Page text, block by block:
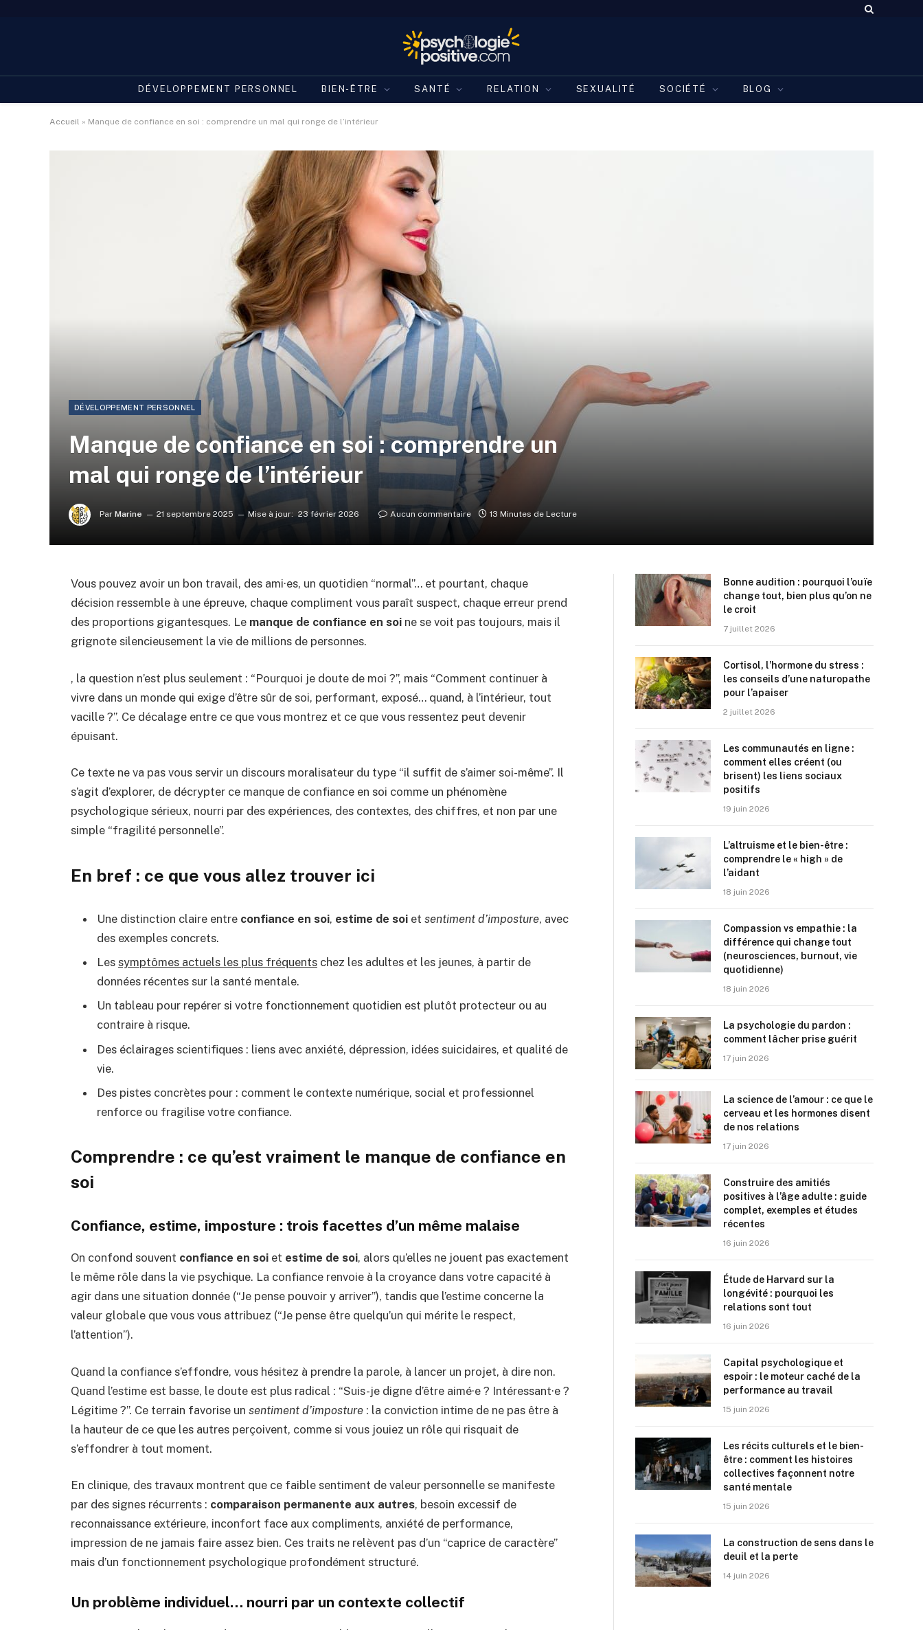
DÉVELOPPEMENT PERSONNEL BIEN-ÊTRE SANTÉ RELATION SEXUALITÉ SOCIÉTÉ BLOG
Accueil » Manque de confiance en soi : comprendre un mal qui ronge de l’intérieur
DÉVELOPPEMENT PERSONNEL
Manque de confiance en soi : comprendre un
mal qui ronge de l’intérieur
Par Marine 21 septembre 2025 Mise à jour: 23 février 2026 Aucun commentaire 13 Minutes de Lecture
Vous pouvez avoir un bon travail, des ami·es, un quotidien “normal”… et pourtant, chaque
décision ressemble à une épreuve, chaque compliment vous paraît suspect, chaque erreur prend
des proportions gigantesques. Le manque de confiance en soi ne se voit pas toujours, mais il
grignote silencieusement la vie de millions de personnes.
, la question n’est plus seulement : “Pourquoi je doute de moi ?”, mais “Comment continuer à
vivre dans un monde qui exige d’être sûr de soi, performant, exposé… quand, à l’intérieur, tout
vacille ?”. Ce décalage entre ce que vous montrez et ce que vous ressentez peut devenir
épuisant.
Ce texte ne va pas vous servir un discours moralisateur du type “il suffit de s’aimer soi-même”. Il
s’agit d’explorer, de décrypter ce manque de confiance en soi comme un phénomène
psychologique sérieux, nourri par des expériences, des contextes, des chiffres, et non par une
simple “fragilité personnelle”.
En bref : ce que vous allez trouver ici
Une distinction claire entre confiance en soi, estime de soi et sentiment d’imposture, avec
des exemples concrets.
Les symptômes actuels les plus fréquents chez les adultes et les jeunes, à partir de
données récentes sur la santé mentale.
Un tableau pour repérer si votre fonctionnement quotidien est plutôt protecteur ou au
contraire à risque.
Des éclairages scientifiques : liens avec anxiété, dépression, idées suicidaires, et qualité de
vie.
Des pistes concrètes pour : comment le contexte numérique, social et professionnel
renforce ou fragilise votre confiance.
Comprendre : ce qu’est vraiment le manque de confiance en
soi
Confiance, estime, imposture : trois facettes d’un même malaise
On confond souvent confiance en soi et estime de soi, alors qu’elles ne jouent pas exactement
le même rôle dans la vie psychique. La confiance renvoie à la croyance dans votre capacité à
agir dans une situation donnée (“Je pense pouvoir y arriver”), tandis que l’estime concerne la
valeur globale que vous vous attribuez (“Je pense être quelqu’un qui mérite le respect,
l’attention”).
Quand la confiance s’effondre, vous hésitez à prendre la parole, à lancer un projet, à dire non.
Quand l’estime est basse, le doute est plus radical : “Suis-je digne d’être aimé·e ? Intéressant·e ?
Légitime ?”. Ce terrain favorise un sentiment d’imposture : la conviction intime de ne pas être à
la hauteur de ce que les autres perçoivent, comme si vous jouiez un rôle qui risquait de
s’effondrer à tout moment.
En clinique, des travaux montrent que ce faible sentiment de valeur personnelle se manifeste
par des signes récurrents : comparaison permanente aux autres, besoin excessif de
reconnaissance extérieure, inconfort face aux compliments, anxiété de performance,
impression de ne jamais faire assez bien. Ces traits ne relèvent pas d’un “caprice de caractère”
mais d’un fonctionnement psychologique profondément structuré.
Un problème individuel… nourri par un contexte collectif
Bonne audition : pourquoi l’ouïe
change tout, bien plus qu’on ne
le croit
7 juillet 2026
Cortisol, l’hormone du stress :
les conseils d’une naturopathe
pour l’apaiser
2 juillet 2026
Les communautés en ligne :
comment elles créent (ou
brisent) les liens sociaux
positifs
19 juin 2026
L’altruisme et le bien-être :
comprendre le « high » de
l’aidant
18 juin 2026
Compassion vs empathie : la
différence qui change tout
(neurosciences, burnout, vie
quotidienne)
18 juin 2026
La psychologie du pardon :
comment lâcher prise guérit
17 juin 2026
La science de l’amour : ce que le
cerveau et les hormones disent
de nos relations
17 juin 2026
Construire des amitiés
positives à l’âge adulte : guide
complet, exemples et études
récentes
16 juin 2026
Étude de Harvard sur la
longévité : pourquoi les
relations sont tout
16 juin 2026
Capital psychologique et
espoir : le moteur caché de la
performance au travail
15 juin 2026
Les récits culturels et le bien-
être : comment les histoires
collectives façonnent notre
santé mentale
15 juin 2026
La construction de sens dans le
deuil et la perte
14 juin 2026